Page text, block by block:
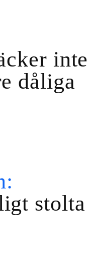
inte
dåliga
stolta